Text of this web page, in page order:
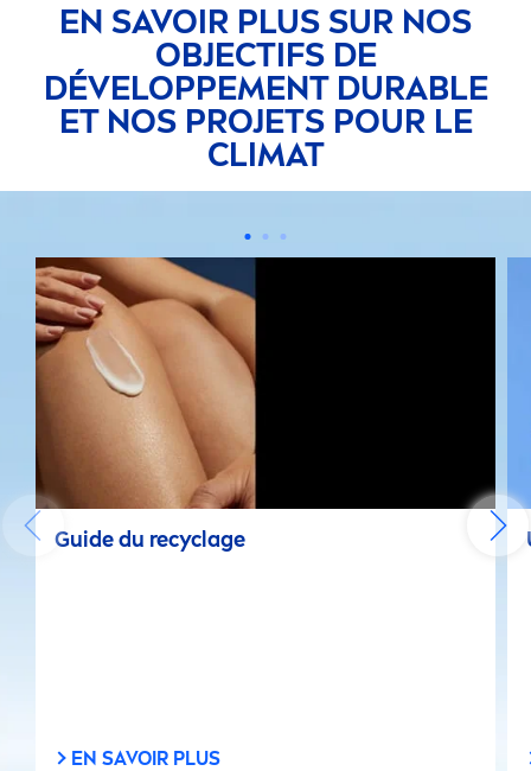
EN SAVOIR PLUS SUR NOS
OBJECTIFS DE
DÉVELOPPEMENT DURABLE
ET NOS PROJETS POUR LE
CLIMAT
Guide du recyclage
EN SAVOIR PLUS